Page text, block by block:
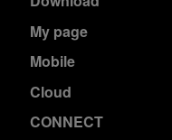
My page
Mobile
Cloud
CONNECT